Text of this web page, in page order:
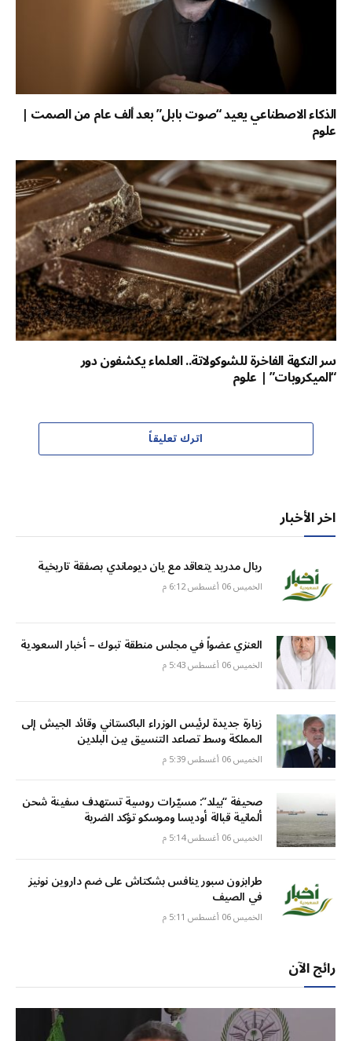
الذكاء الاصطناعي يعيد “صوت بابل” بعد ألف عام من الصمت |
علوم
سر النكهة الفاخرة للشوكولاتة.. العلماء يكشفون دور
“الميكروبات” | علوم
اترك تعليقاً
اخر الأخبار
ريال مدريد يتعاقد مع يان ديوماندي بصفقة تاريخية
الخميس 06 أغسطس 6:12 م
العنزي عضواً في مجلس منطقة تبوك – أخبار السعودية
الخميس 06 أغسطس 5:43 م
زيارة جديدة لرئيس الوزراء الباكستاني وقائد الجيش إلى
المملكة وسط تصاعد التنسيق بين البلدين
الخميس 06 أغسطس 5:39 م
صحيفة “بيلد”: مسيّرات روسية تستهدف سفينة شحن
ألمانية قبالة أوديسا وموسكو تؤكد الضربة
الخميس 06 أغسطس 5:14 م
طرابزون سبور ينافس بشكتاش على ضم داروين نونيز
في الصيف
الخميس 06 أغسطس 5:11 م
رائج الآن